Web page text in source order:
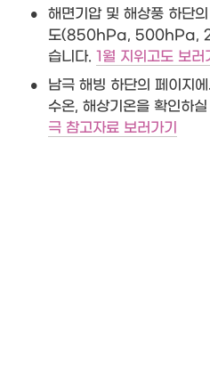
•
해면기압 및 해상풍 하단
도(850hPa, 500hPa,
습니다. 1월 지위고도 보러
•
남극 해빙 하단의 페이지
수온, 해상기온을 확인하
극 참고자료 보러가기